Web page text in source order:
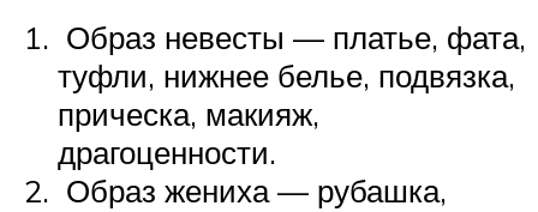
Образ невесты — платье, фата,
туфли, нижнее белье, подвязка,
прическа, макияж,
драгоценности.
Образ жениха — рубашка,